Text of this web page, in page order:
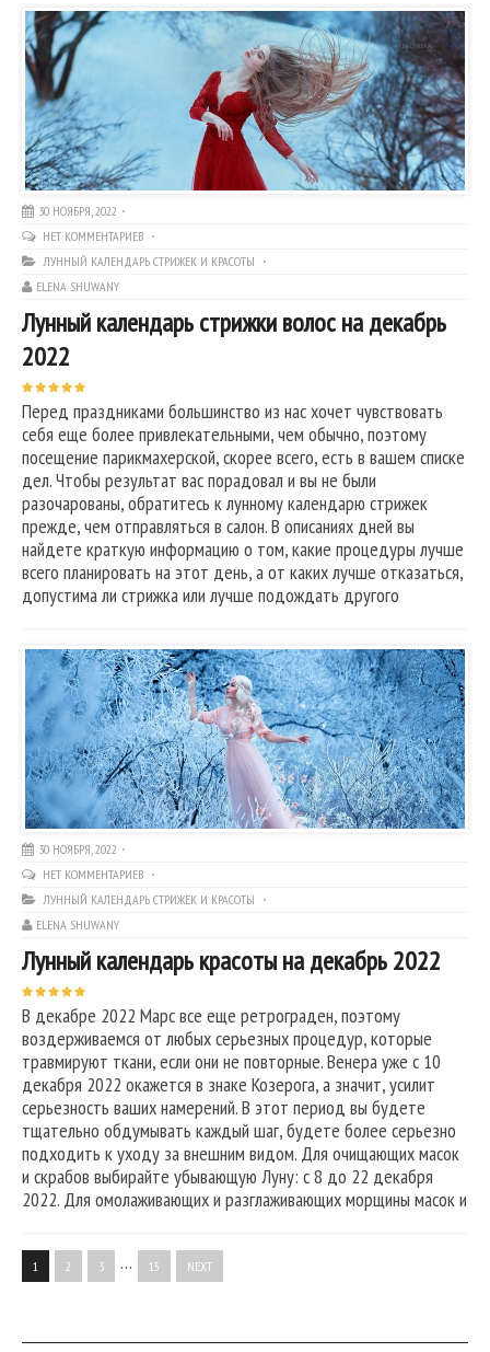
30 НОЯБРЯ, 2022
НЕТ КОММЕНТАРИЕВ
ЛУННЫЙ КАЛЕНДАРЬ СТРИЖЕК И КРАСОТЫ
ELENA SHUWANY
Лунный календарь стрижки волос на декабрь
2022
Перед праздниками большинство из нас хочет чувствовать
себя еще более привлекательными, чем обычно, поэтому
посещение парикмахерской, скорее всего, есть в вашем списке
дел. Чтобы результат вас порадовал и вы не были
разочарованы, обратитесь к лунному календарю стрижек
прежде, чем отправляться в салон. В описаниях дней вы
найдете краткую информацию о том, какие процедуры лучше
всего планировать на этот день, а от каких лучше отказаться,
допустима ли стрижка или лучше подождать другого
30 НОЯБРЯ, 2022
НЕТ КОММЕНТАРИЕВ
ЛУННЫЙ КАЛЕНДАРЬ СТРИЖЕК И КРАСОТЫ
ELENA SHUWANY
Лунный календарь красоты на декабрь 2022
В декабре 2022 Марс все еще ретрограден, поэтому
воздерживаемся от любых серьезных процедур, которые
травмируют ткани, если они не повторные. Венера уже с 10
декабря 2022 окажется в знаке Козерога, а значит, усилит
серьезность ваших намерений. В этот период вы будете
тщательно обдумывать каждый шаг, будете более серьезно
подходить к уходу за внешним видом. Для очищающих масок
и скрабов выбирайте убывающую Луну: с 8 до 22 декабря
2022. Для омолаживающих и разглаживающих морщины масок и
1 2 3 … 15 NEXT